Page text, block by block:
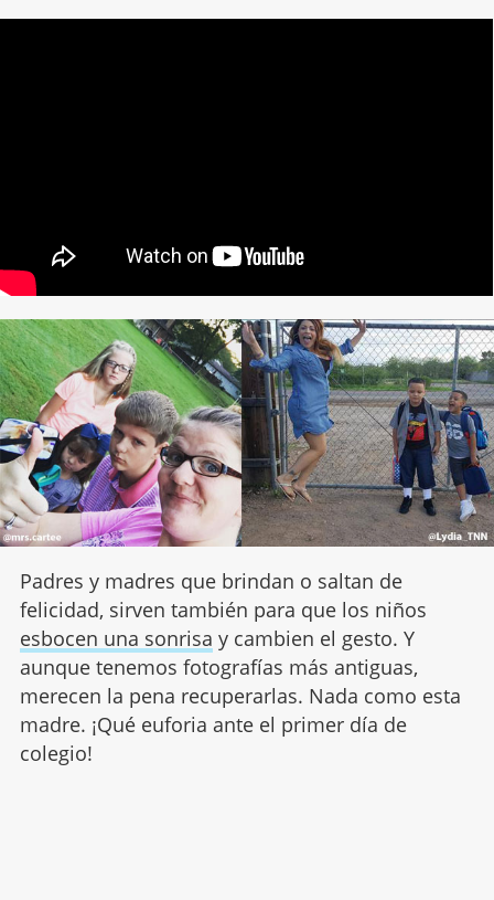
Padres y madres que brindan o saltan de
felicidad, sirven también para que los niños
esbocen una sonrisa y cambien el gesto. Y
aunque tenemos fotografías más antiguas,
merecen la pena recuperarlas. Nada como esta
madre. ¡Qué euforia ante el primer día de
colegio!